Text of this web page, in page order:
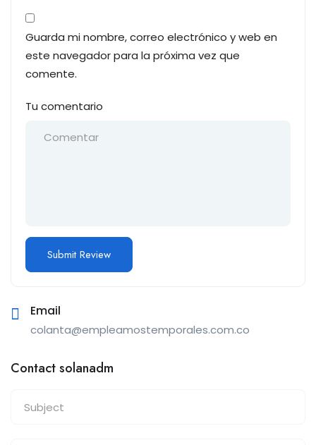
Guarda mi nombre, correo electrónico y web en
este navegador para la próxima vez que
comente.
Tu comentario
Email
colanta@empleamostemporales.com.co
Contact solanadm